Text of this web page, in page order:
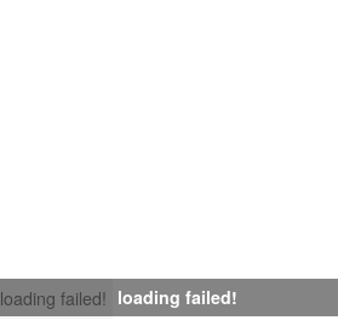
loading failed! loading failed!